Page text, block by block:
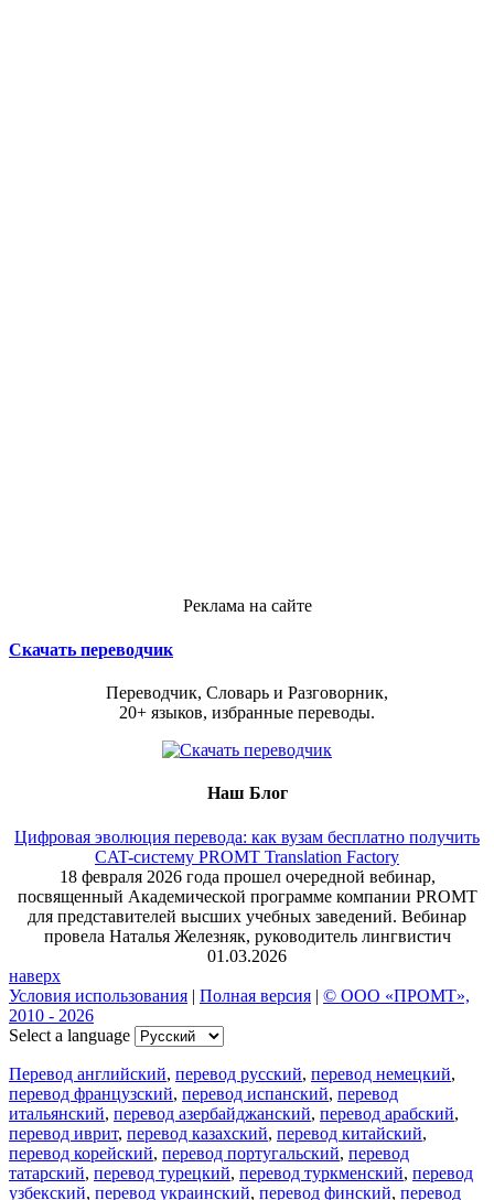
Реклама на сайте
Скачать переводчик
Переводчик, Словарь и Разговорник,
20+ языков, избранные переводы.
Наш Блог
Цифровая эволюция перевода: как вузам бесплатно получить
CAT-систему PROMT Translation Factory
18 февраля 2026 года прошел очередной вебинар,
посвященный Академической программе компании PROMT
для представителей высших учебных заведений. Вебинар
провела Наталья Железняк, руководитель лингвистич
01.03.2026
наверх
Условия использования | Полная версия | © ООО «ПРОМТ»,
2010 - 2026
Select a language
Перевод английский, перевод русский, перевод немецкий,
перевод французский, перевод испанский, перевод
итальянский, перевод азербайджанский, перевод арабский,
перевод иврит, перевод казахский, перевод китайский,
перевод корейский, перевод португальский, перевод
татарский, перевод турецкий, перевод туркменский, перевод
узбекский, перевод украинский, перевод финский, перевод